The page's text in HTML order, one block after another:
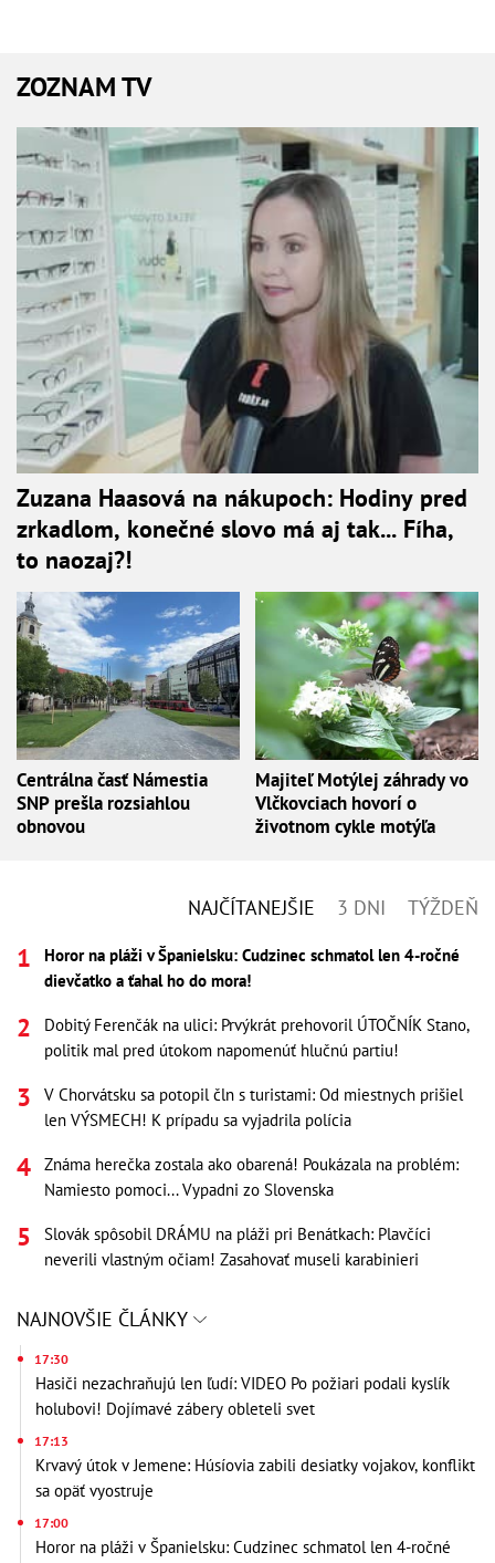
ZOZNAM TV
Zuzana Haasová na nákupoch: Hodiny pred
zrkadlom, konečné slovo má aj tak... Fíha,
to naozaj?!
Centrálna časť Námestia
SNP prešla rozsiahlou
obnovou
Majiteľ Motýlej záhrady vo
Vlčkovciach hovorí o
životnom cykle motýľa
NAJČÍTANEJŠIE 3 DNI TÝŽDEŇ
Horor na pláži v Španielsku: Cudzinec schmatol len 4-ročné
dievčatko a ťahal ho do mora!
Dobitý Ferenčák na ulici: Prvýkrát prehovoril ÚTOČNÍK Stano,
politik mal pred útokom napomenúť hlučnú partiu!
V Chorvátsku sa potopil čln s turistami: Od miestnych prišiel
len VÝSMECH! K prípadu sa vyjadrila polícia
Známa herečka zostala ako obarená! Poukázala na problém:
Namiesto pomoci... Vypadni zo Slovenska
Slovák spôsobil DRÁMU na pláži pri Benátkach: Plavčíci
neverili vlastným očiam! Zasahovať museli karabinieri
NAJNOVŠIE ČLÁNKY
17:30
Hasiči nezachraňujú len ľudí: VIDEO Po požiari podali kyslík
holubovi! Dojímavé zábery obleteli svet
17:13
Krvavý útok v Jemene: Húsíovia zabili desiatky vojakov, konflikt
sa opäť vyostruje
17:00
Horor na pláži v Španielsku: Cudzinec schmatol len 4-ročné